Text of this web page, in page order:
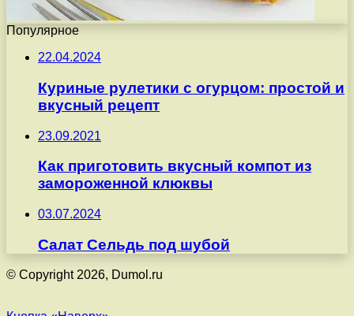
Популярное
22.04.2024
Куриные рулетики с огурцом: простой и
вкусный рецепт
23.09.2021
Как приготовить вкусный компот из
замороженной клюквы
03.07.2024
Салат Сельдь под шубой
© Copyright 2026, Dumol.ru